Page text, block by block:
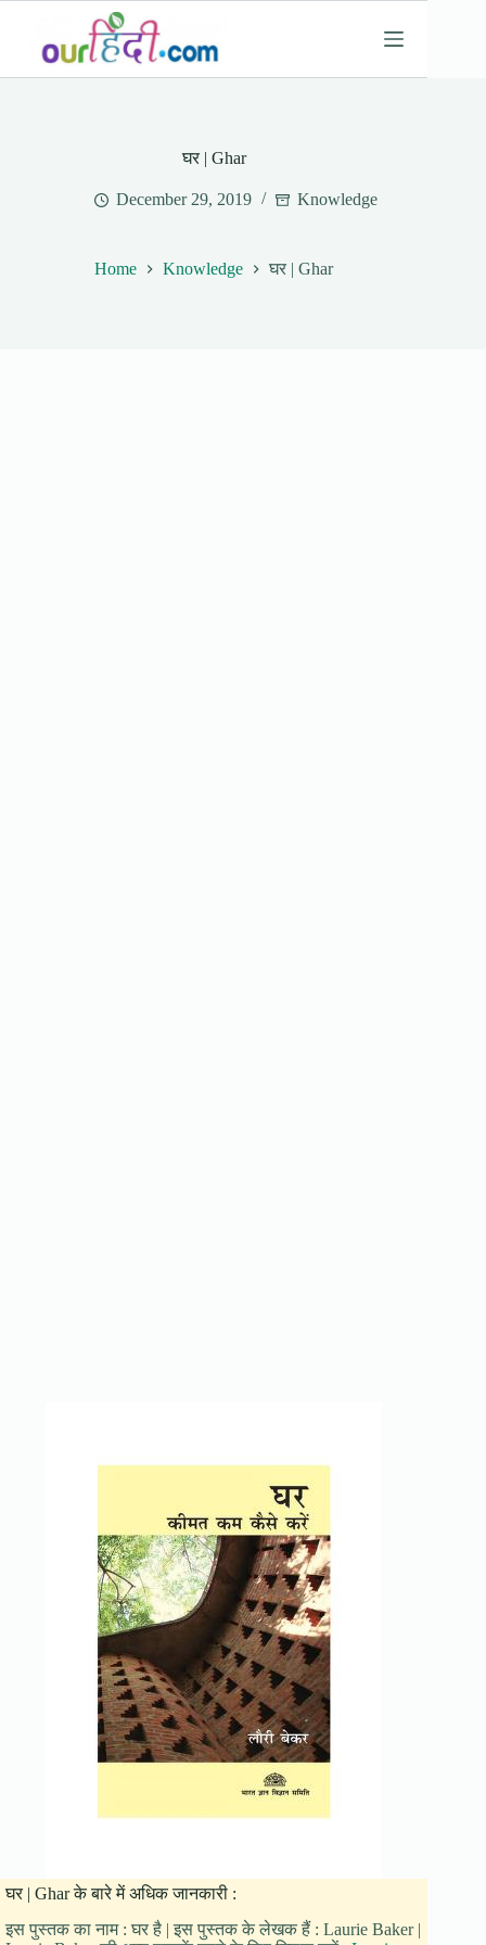
content
घर | Ghar
December 29, 2019 Knowledge
Home Knowledge घर | Ghar
घर | Ghar के बारे में अधिक जानकारी :
इस पुस्तक का नाम : घर है | इस पुस्तक के लेखक हैं : Laurie Baker |